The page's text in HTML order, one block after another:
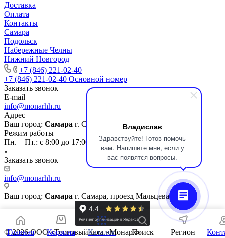
Владислав
Здравствуйте! Готов помочь
вам. Напишите мне, если у
вас появятся вопросы.
Доставка
Оплата
Контакты
Самара
Подольск
Набережные Челны
Нижний Новгород
+7 (846) 221-02-40
+7 (846) 221-02-40 Основной номер
Заказать звонок
E-mail
info@monarhh.ru
Адрес
Ваш город: Самара г. Самара, проезд Мальцева, 7
Режим работы
Пн. – Пт.: с 8:00 до 17:00
Заказать звонок
info@monarhh.ru
Ваш город: Самара г. Самара, проезд Мальцева, 7
© 2026 ООО «Торговый дом «Монарх»
Главная Корзина Каталог Поиск Регион